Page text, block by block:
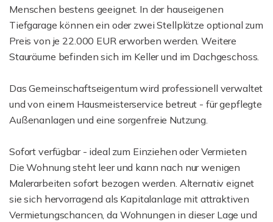
Menschen bestens geeignet. In der hauseigenen
Tiefgarage können ein oder zwei Stellplätze optional zum
Preis von je 22.000 EUR erworben werden. Weitere
Stauräume befinden sich im Keller und im Dachgeschoss.
Das Gemeinschaftseigentum wird professionell verwaltet
und von einem Hausmeisterservice betreut - für gepflegte
Außenanlagen und eine sorgenfreie Nutzung.
Sofort verfügbar - ideal zum Einziehen oder Vermieten
Die Wohnung steht leer und kann nach nur wenigen
Malerarbeiten sofort bezogen werden. Alternativ eignet
sie sich hervorragend als Kapitalanlage mit attraktiven
Vermietungschancen, da Wohnungen in dieser Lage und